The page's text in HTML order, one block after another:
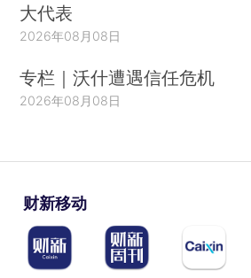
大代表
2026年08月08日
专栏｜沃什遭遇信任危机
2026年08月08日
财新移动